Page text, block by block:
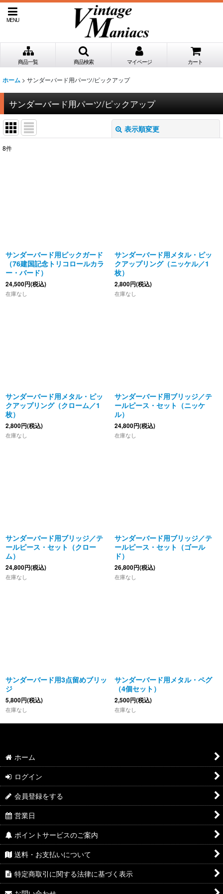
MENU
商品一覧 商品検索 マイページ カート
ホーム > サンダーバード用パーツ/ピックアップ
サンダーバード用パーツ/ピックアップ
表示順変更
8件
サンダーバード用ピックガード
（76建国記念トリコロールカラ
ー・バード）
24,500円(税込)
在庫なし
サンダーバード用メタル・ピッ
クアップリング（ニッケル／1
枚）
2,800円(税込)
在庫なし
サンダーバード用メタル・ピッ
クアップリング（クローム／1
枚）
2,800円(税込)
在庫なし
サンダーバード用ブリッジ／テ
ールピース・セット（ニッケ
ル）
24,800円(税込)
在庫なし
サンダーバード用ブリッジ／テ
ールピース・セット（クロー
ム）
24,800円(税込)
在庫なし
サンダーバード用ブリッジ／テ
ールピース・セット（ゴール
ド）
26,800円(税込)
在庫なし
サンダーバード用3点留めブリッ
ジ
5,800円(税込)
在庫なし
サンダーバード用メタル・ペグ
（4個セット）
2,500円(税込)
在庫なし
ホーム
ログイン
会員登録をする
営業日
ポイントサービスのご案内
送料・お支払いについて
特定商取引に関する法律に基づく表示